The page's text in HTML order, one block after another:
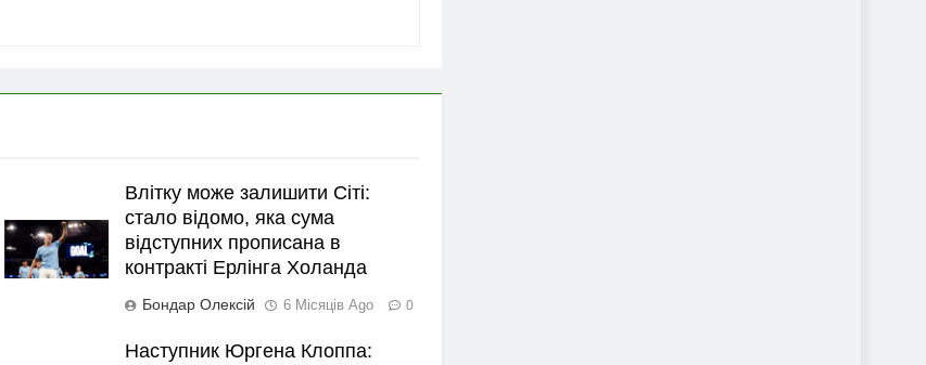
Влітку може залишити Сіті:
стало відомо, яка сума
відступних прописана в
контракті Ерлінга Холанда
Бондар Олексій 6 Місяців Ago 0
Наступник Юргена Клоппа: